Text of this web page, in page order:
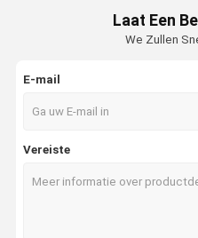
Laat Een
We Zullen
E-mail
Vereiste